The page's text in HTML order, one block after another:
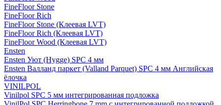
FineFloor Stone
FineFloor Rich
FineFloor Stone (Клеевая LVT)
FineFloor Rich (Клеевая LVT)
FineFloor Wood (Клеевая LVT)
Ensten
Ensten Уют (Hygge) SPC 4 мм
Ensten Валланд паркет (Valland Parquet) SPC 4 мм Английская
ёлочка
VINILPOL
Vinilpol SPC 5 мм интегрированная подложка